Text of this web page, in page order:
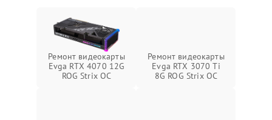
Ремонт видеокарты
Evga RTX 4070 12G
ROG Strix OC
Ремонт видеокарты
Evga RTX 3070 Ti
8G ROG Strix OC